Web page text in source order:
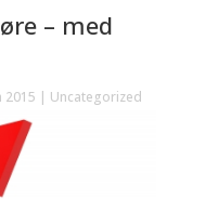
– med
2015 | Uncategorized